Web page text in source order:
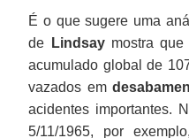
É o que sugere uma
de
Lindsaymostra que
acumulado global de
vazados em
acidentes importantes.
5/11/1965, por